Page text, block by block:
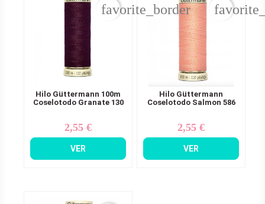
Hilo Güttermann 100m
Coselotodo Granate 130
Precio
2,55 €
VER
favorite_border
Hilo Güttermann
Coselotodo Salmon 586
Precio
2,55 €
VER